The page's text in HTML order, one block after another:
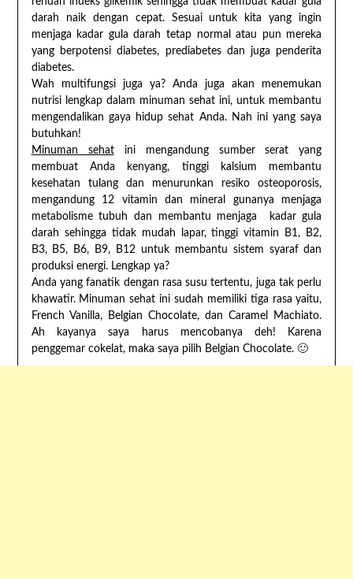
darah naik dengan cepat. Sesuai untuk kita yang ingin
menjaga kadar gula darah tetap normal atau pun mereka
yang berpotensi diabetes, prediabetes dan juga penderita
diabetes.
Wah multifungsi juga ya? Anda juga akan menemukan
nutrisi lengkap dalam minuman sehat ini, untuk membantu
mengendalikan gaya hidup sehat Anda. Nah ini yang saya
butuhkan!
Minuman sehatini mengandung sumber serat yang
membuat Anda kenyang, tinggi kalsium membantu
kesehatan tulang dan menurunkan resiko osteoporosis,
mengandung 12 vitamin dan mineral gunanya menjaga
metabolisme tubuh dan membantu menjaga kadar gula
darah sehingga tidak mudah lapar, tinggi vitamin B1, B2,
B3, B5, B6, B9, B12 untuk membantu sistem syaraf dan
produksi energi. Lengkap ya?
Anda yang fanatik dengan rasa susu tertentu, juga tak perlu
khawatir. Minuman sehat ini sudah memiliki tiga rasa yaitu,
French Vanilla, Belgian Chocolate, dan Caramel Machiato.
Ah kayanya saya harus mencobanya deh! Karena
penggemar cokelat, maka saya pilih Belgian Chocolate. 🙂